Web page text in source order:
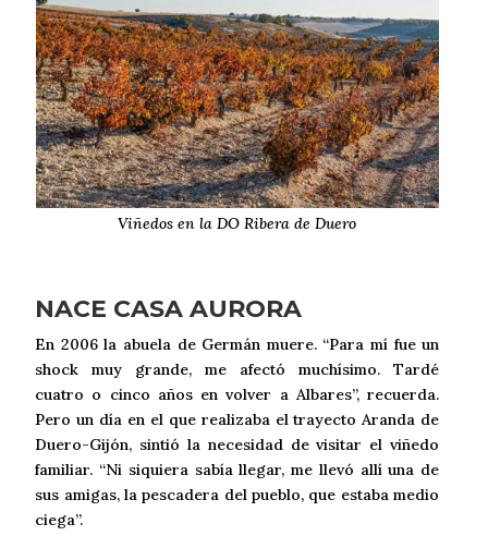
Viñedos en la DO Ribera de Duero
NACE CASA AURORA
En 2006 la abuela de Germán muere. “Para mí fue un
shock muy grande, me afectó muchísimo. Tardé
cuatro o cinco años en volver a Albares”, recuerda.
Pero un día en el que realizaba el trayecto Aranda de
Duero-Gijón, sintió la necesidad de visitar el viñedo
familiar. “Ni siquiera sabía llegar, me llevó allí una de
sus amigas, la pescadera del pueblo, que estaba medio
ciega”.